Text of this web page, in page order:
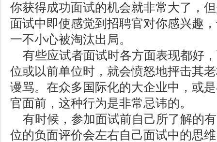
你获得成功面试的机会就非常大了，
面试中即使感觉到招聘官对你感兴趣
一不小心被淘汰出局。
有些应试者面试时各方面表现都好
位或以前单位时，就会愤怒地抨击其
谩骂。在众多国际化的大企业中，或
官面前，这种行为是非常忌讳的。
有时候，参加面试前自己所了解的
位的负面评价会左右自己面试中的思